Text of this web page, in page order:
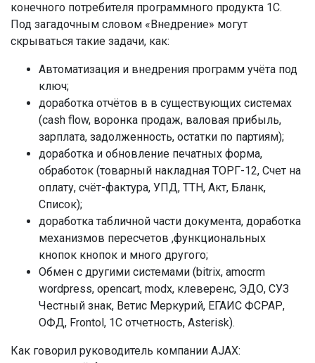
конечного потребителя программного продукта 1С.
Под загадочным словом «Внедрение» могут
скрываться такие задачи, как:
Автоматизация и внедрения программ учёта под
ключ;
доработка отчётов в в существующих системах
(cash flow, воронка продаж, валовая прибыль,
зарплата, задолженность, остатки по партиям);
доработка и обновление печатных форма,
обработок (товарный накладная ТОРГ-12, Счет на
оплату, счёт-фактура, УПД, ТТН, Акт, Бланк,
Список);
доработка табличной части документа, доработка
механизмов пересчетов ,функциональных
кнопок кнопок и много другого;
Обмен с другими системами (bitrix, amocrm
wordpress, opencart, modx, клеверенс, ЭДО, СУЗ
Честный знак, Ветис Меркурий, ЕГАИС ФСРАР,
ОФД, Frontol, 1C отчетность, Asterisk).
Как говорил руководитель компании AJAX: